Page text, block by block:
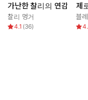
가난한 찰리의 연감
찰리 멍거
4.1 (36)
제
블